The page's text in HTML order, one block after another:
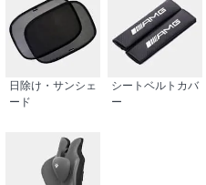
日除け・サンシェ
ード
シートベルトカバ
ー